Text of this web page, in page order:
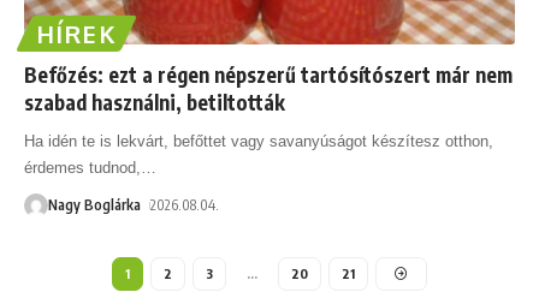
HÍREK
Befőzés: ezt a régen népszerű tartósítószert már nem
szabad használni, betiltották
Ha idén te is lekvárt, befőttet vagy savanyúságot készítesz otthon,
érdemes tudnod,
Nagy Boglárka 2026.08.04.
1 2 3 … 20 21